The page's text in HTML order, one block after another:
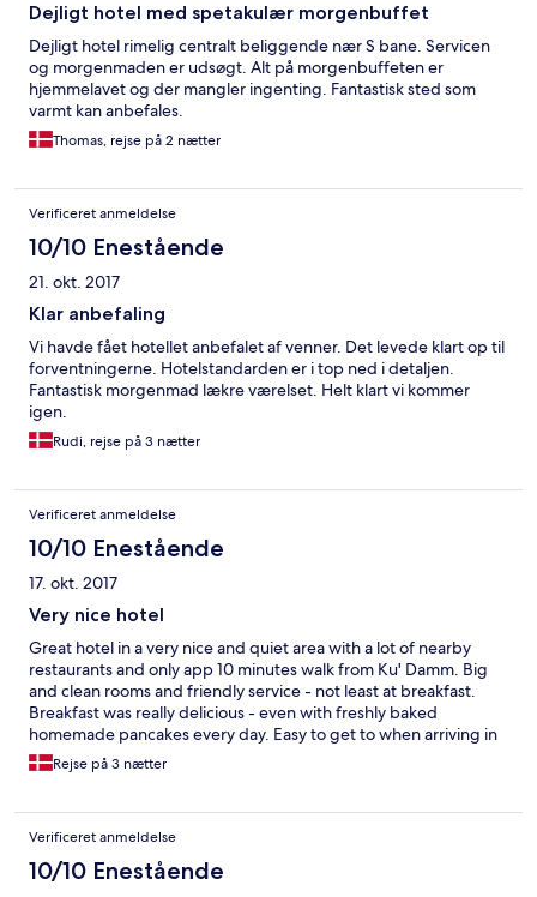
Dejligt hotel med spetakulær morgenbuffet
Dejligt hotel rimelig centralt beliggende nær S bane. Servicen
og morgenmaden er udsøgt. Alt på morgenbuffeten er
hjemmelavet og der mangler ingenting. Fantastisk sted som
varmt kan anbefales.
Thomas, rejse på 2 nætter
Verificeret anmeldelse
10/10 Enestående
21. okt. 2017
Klar anbefaling
Vi havde fået hotellet anbefalet af venner. Det levede klart op til
forventningerne. Hotelstandarden er i top ned i detaljen.
Fantastisk morgenmad lækre værelset. Helt klart vi kommer
igen.
Rudi, rejse på 3 nætter
Verificeret anmeldelse
10/10 Enestående
17. okt. 2017
Very nice hotel
Great hotel in a very nice and quiet area with a lot of nearby
restaurants and only app 10 minutes walk from Ku' Damm. Big
and clean rooms and friendly service - not least at breakfast.
Breakfast was really delicious - even with freshly baked
homemade pancakes every day. Easy to get to when arriving in
car and good parking facilities at reasonable prices.
Rejse på 3 nætter
Verificeret anmeldelse
10/10 Enestående